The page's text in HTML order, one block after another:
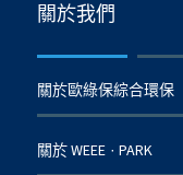
關於我們
關於歐綠保綜合環保
關於 WEEE· PARK